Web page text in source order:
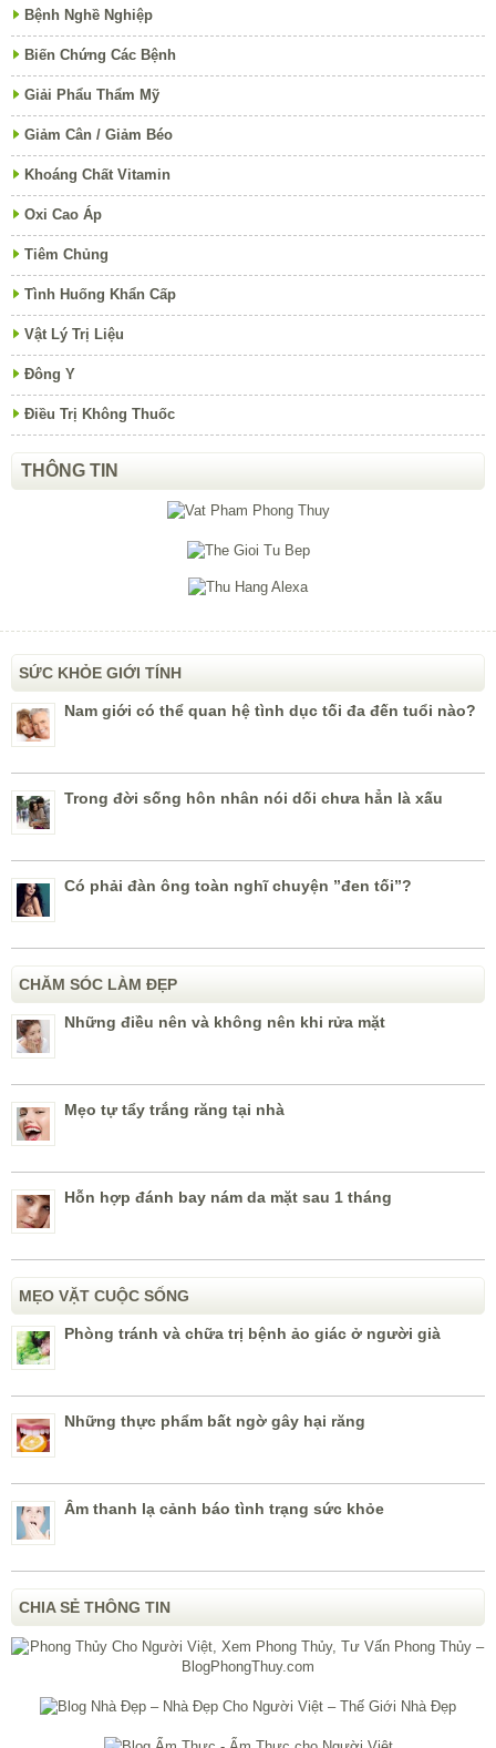
Bệnh Nghề Nghiệp
Biến Chứng Các Bệnh
Giải Phẩu Thẩm Mỹ
Giảm Cân / Giảm Béo
Khoáng Chất Vitamin
Oxi Cao Áp
Tiêm Chủng
Tình Huống Khẩn Cấp
Vật Lý Trị Liệu
Đông Y
Điều Trị Không Thuốc
THÔNG TIN
SỨC KHỎE GIỚI TÍNH
Nam giới có thể quan hệ tình dục tối đa đến tuổi nào?
Trong đời sống hôn nhân nói dối chưa hẳn là xấu
Có phải đàn ông toàn nghĩ chuyện ”đen tối”?
CHĂM SÓC LÀM ĐẸP
Những điều nên và không nên khi rửa mặt
Mẹo tự tẩy trắng răng tại nhà
Hỗn hợp đánh bay nám da mặt sau 1 tháng
MẸO VẶT CUỘC SỐNG
Phòng tránh và chữa trị bệnh ảo giác ở người già
Những thực phẩm bất ngờ gây hại răng
Âm thanh lạ cảnh báo tình trạng sức khỏe
CHIA SẺ THÔNG TIN